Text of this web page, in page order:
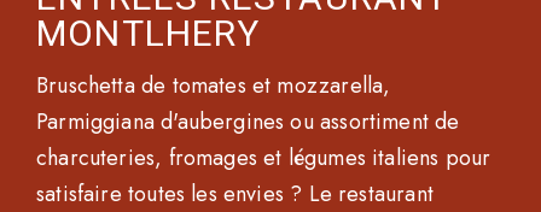
MONTLHERY
Bruschetta de tomates et mozzarella,
Parmiggiana d'aubergines ou assortiment de
charcuteries, fromages et légumes italiens pour
satisfaire toutes les envies ? Le restaurant